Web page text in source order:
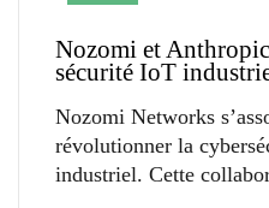
Nozomi et
sécurité IoT
Nozomi Networks
révolutionner la
industriel. Cette